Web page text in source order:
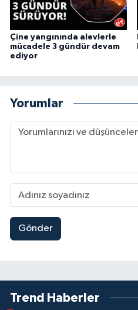
Çine yangınında alevlerle
mücadele 3 gündür devam
ediyor
Yorumlar
Gönder
Trend Haberler